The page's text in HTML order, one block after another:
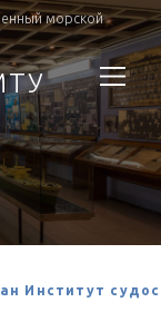
морской
Институт